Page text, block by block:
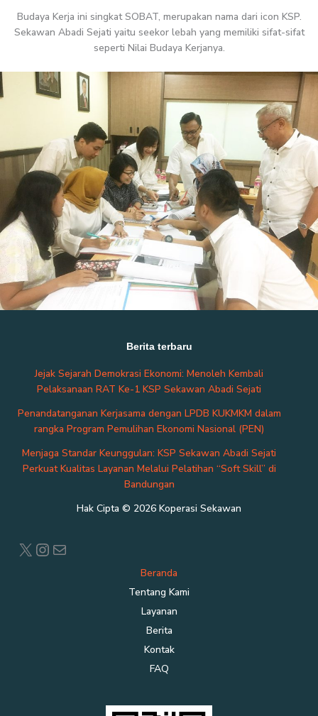
Budaya Kerja ini singkat SOBAT, merupakan nama dari icon KSP.
Sekawan Abadi Sejati yaitu seekor lebah yang memiliki sifat-sifat
seperti Nilai Budaya Kerjanya.
Berita terbaru
Jejak Sejarah Demokrasi Ekonomi: Menoleh Kembali
Pelaksanaan RAT Ke-1 KSP Sekawan Abadi Sejati
Penandatanganan Kerjasama dengan LPDB KUKMKM dalam
rangka Program Pemulihan Ekonomi Nasional (PEN)
Menjaga Standar Keunggulan: KSP Sekawan Abadi Sejati
Perkuat Kualitas Layanan Melalui Pelatihan “Soft Skill” di
Bandungan
Hak Cipta © 2026 Koperasi Sekawan
X Instagram
Mail
Beranda
Tentang Kami
Layanan
Berita
Kontak
FAQ